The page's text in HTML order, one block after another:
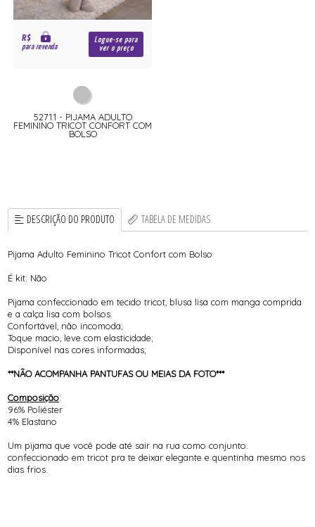
R$
para revenda
Logue-se para
ver o preço
5271.1 - PIJAMA ADULTO
FEMININO TRICOT CONFORT COM
BOLSO
DESCRIÇÃO DO PRODUTO TABELA DE MEDIDAS
Pijama Adulto Feminino Tricot Confort com Bolso
É kit: Não
Pijama confeccionado em tecido tricot, blusa lisa com manga comprida
e a calça lisa com bolsos.
Confortável, não incomoda;
Toque macio, leve com elasticidade;
Disponível nas cores informadas;
**NÃO ACOMPANHA PANTUFAS OU MEIAS DA FOTO***
Composição:
96% Poliéster
4% Elastano
Um pijama que você pode até sair na rua como conjunto.
confeccionado em tricot pra te deixar elegante e quentinha mesmo nos
dias frios.